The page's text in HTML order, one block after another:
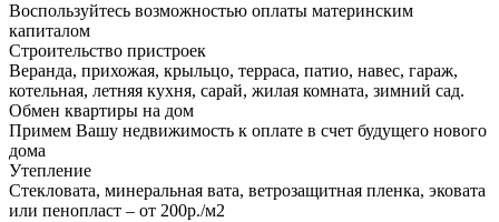
Воспользуйтесь возможностью оплаты материнским
капиталом
Строительство пристроек
Веранда, прихожая, крыльцо, терраса, патио, навес, гараж,
котельная, летняя кухня, сарай, жилая комната, зимний сад.
Обмен квартиры на дом
Примем Вашу недвижимость к оплате в счет будущего нового
дома
Утепление
Стекловата, минеральная вата, ветрозащитная пленка, эковата
или пенопласт – от 200р./м2